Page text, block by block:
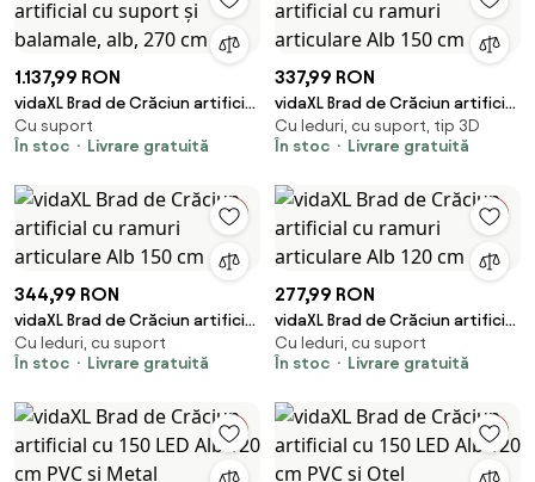
1.137,99 RON
vidaXL Brad de Crăciun artificial
cu suport și balamale, alb, 270
cm
Cu suport
În stoc
Livrare gratuită
337,99 RON
vidaXL Brad de Crăciun artificial
cu ramuri articulare Alb 150 cm
Cu leduri, cu suport, tip 3D
În stoc
Livrare gratuită
344,99 RON
vidaXL Brad de Crăciun artificial
cu ramuri articulare Alb 150 cm
Cu leduri, cu suport
În stoc
Livrare gratuită
277,99 RON
vidaXL Brad de Crăciun artificial
cu ramuri articulare Alb 120 cm
Cu leduri, cu suport
În stoc
Livrare gratuită